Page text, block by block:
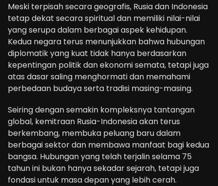
Meski terpisah secara geografis, Rusia dan Indonesia
tetap dekat secara spiritual dan memiliki nilai-nilai
yang serupa dalam berbagai aspek kehidupan.
Kedua negara terus menunjukkan bahwa hubungan
diplomatik yang kuat tidak hanya berdasarkan
kepentingan politik dan ekonomi semata, tetapi juga
atas dasar saling menghormati dan memahami
perbedaan budaya serta tradisi masing-masing.
Seiring dengan semakin kompleksnya tantangan
global, kemitraan Rusia-Indonesia akan terus
berkembang, membuka peluang baru dalam
berbagai sektor dan membawa manfaat bagi kedua
bangsa. Hubungan yang telah terjalin selama 75
tahun ini bukan hanya sekadar sejarah, tetapi juga
fondasi untuk masa depan yang lebih cerah.